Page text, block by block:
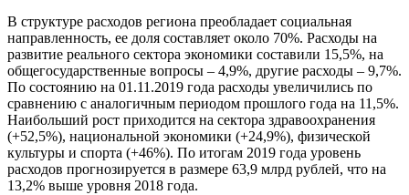
В структуре расходов региона преобладает социальная
направленность, ее доля составляет около 70%. Расходы на
развитие реального сектора экономики составили 15,5%, на
общегосударственные вопросы – 4,9%, другие расходы – 9,7%.
По состоянию на 01.11.2019 года расходы увеличились по
сравнению с аналогичным периодом прошлого года на 11,5%.
Наибольший рост приходится на сектора здравоохранения
(+52,5%), национальной экономики (+24,9%), физической
культуры и спорта (+46%). По итогам 2019 года уровень
расходов прогнозируется в размере 63,9 млрд рублей, что на
13,2% выше уровня 2018 года.